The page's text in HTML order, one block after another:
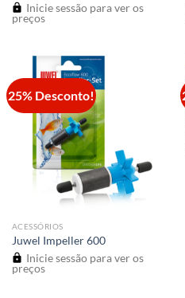
Inicie sessão para ver os
preços
25% Desconto!
ACESSÓRIOS
Juwel Impeller 600
Inicie sessão para ver os
preços